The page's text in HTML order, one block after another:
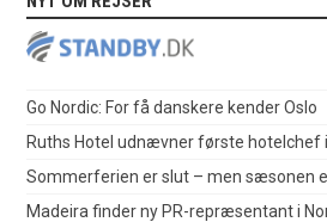
Go Nordic: For få danskere kender Oslo
Ruths Hotel udnævner første hotelchef
Sommerferien er slut – men sæsonen
Madeira finder ny PR-repræsentant i